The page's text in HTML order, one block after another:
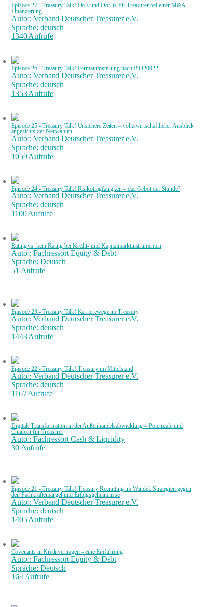
Episode 27 - Treasury Talk! Do’s und Don’ts für Treasurer bei einer M&A-
Finanzierung
Autor: Verband Deutscher Treasurer e.V.
Sprache: deutsch
1340 Aufrufe
Episode 26 - Treasury Talk! Formatumstellung nach ISO20022
Autor: Verband Deutscher Treasurer e.V.
Sprache: deutsch
1353 Aufrufe
Episode 25 - Treasury Talk! Unsichere Zeiten – volkswirtschaftlicher Ausblick
angesichts der Neuwahlen
Autor: Verband Deutscher Treasurer e.V.
Sprache: deutsch
1059 Aufrufe
Episode 24 - Treasury Talk! Risikotragfähigkeit – das Gebot der Stunde?
Autor: Verband Deutscher Treasurer e.V.
Sprache: deutsch
1100 Aufrufe
Rating vs. kein Rating bei Kredit- und Kapitalmarktinstrumenten
Autor: Fachressort Equity & Debt
Sprache: Deutsch
51 Aufrufe
Episode 23 - Treasury Talk! Karrierewege im Treasury
Autor: Verband Deutscher Treasurer e.V.
Sprache: deutsch
1443 Aufrufe
Episode 22 - Treasury Talk! Treasury im Mittelstand
Autor: Verband Deutscher Treasurer e.V.
Sprache: deutsch
1167 Aufrufe
Digitale Transformation in der Außenhandelsabwicklung – Potenziale und
Chancen für Treasurer
Autor: Fachressort Cash & Liquidity
30 Aufrufe
Episode 21 - Treasury Talk! Treasury Recruiting im Wandel: Strategien gegen
den Fachkräftemangel und Erfolgsgeheimnisse
Autor: Verband Deutscher Treasurer e.V.
Sprache: deutsch
1405 Aufrufe
Covenants in Kreditverträgen – eine Einführung
Autor: Fachressort Equity & Debt
Sprache: Deutsch
164 Aufrufe